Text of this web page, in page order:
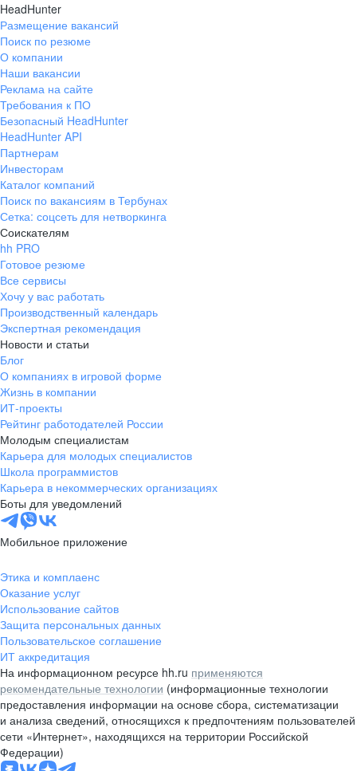
HeadHunter
Размещение вакансий
Поиск по резюме
О компании
Наши вакансии
Реклама на сайте
Требования к ПО
Безопасный HeadHunter
HeadHunter API
Партнерам
Инвесторам
Каталог компаний
Поиск по вакансиям в Тербунах
Сетка: соцсеть для нетворкинга
Соискателям
hh PRO
Готовое резюме
Все сервисы
Хочу у вас работать
Производственный календарь
Экспертная рекомендация
Новости и статьи
Блог
О компаниях в игровой форме
Жизнь в компании
ИТ-проекты
Рейтинг работодателей России
Молодым специалистам
Карьера для молодых специалистов
Школа программистов
Карьера в некоммерческих организациях
Боты для уведомлений
Мобильное приложение
Этика и комплаенс
Оказание услуг
Использование сайтов
Защита персональных данных
Пользовательское соглашение
ИТ аккредитация
На информационном ресурсе hh.ru применяются
рекомендательные технологии (информационные технологии
предоставления информации на основе сбора, систематизации
и анализа сведений, относящихся к предпочтениям пользователей
сети «Интернет», находящихся на территории Российской
Федерации)